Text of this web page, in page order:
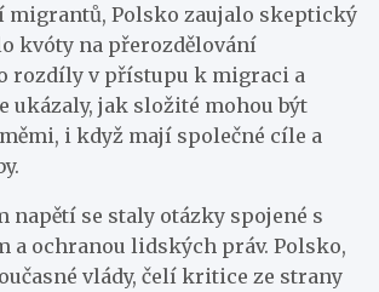
migrantů, Polsko zaujalo skeptický
kvóty na přerozdělování
rozdíly v přístupu k migraci a
ukázaly, jak složité mohou být
i když mají společné cíle a
napětí se staly otázky spojené s
a ochranou lidských práv. Polsko,
vlády, čelí kritice ze strany